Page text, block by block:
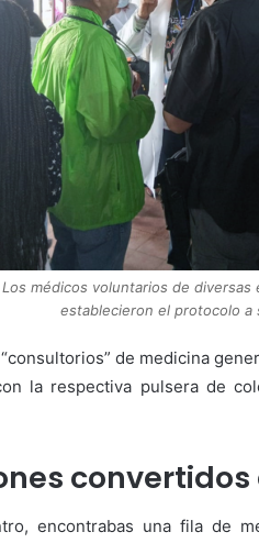
Los médicos voluntarios de diversas
establecieron el protocolo a
de medicina
la respectiva pulsera de
encontrabas una fila de